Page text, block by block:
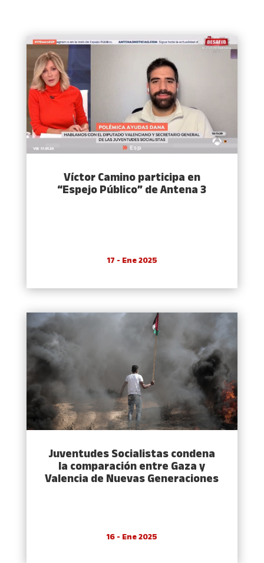
Víctor Camino participa en
“Espejo Público” de Antena 3
17 - Ene 2025
Juventudes Socialistas condena
la comparación entre Gaza y
Valencia de Nuevas Generaciones
16 - Ene 2025